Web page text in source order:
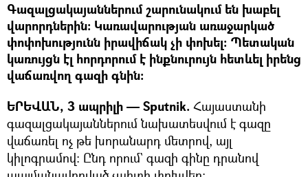
Գազալցակայաններում շարունակում են խաբել
վարորդներին։ Կառավարության առաջարկած
փոփոխությունն իրավիճակ չի փոխել։ Պետական
կառույցն էլ հորդորում է ինքնուրույն հետևել իրենց
վաճառվող գազի գնին։
ԵՐԵՎԱՆ, 3 ապրիլի — Sputnik. Հայաստանի
գազալցակայաններում նախատեսվում է գազը
վաճառել ոչ թե խորանարդ մետրով, այլ
կիլոգրամով։ Ընդ որում` գազի գինը դրանով